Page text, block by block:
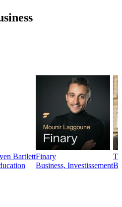
BartlettFinary
Business, Investissement